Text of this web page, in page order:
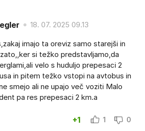
18. 07. 2025 09.13
imajo ta oreviz samo starejši in
si težko predstavljamo,da
velo s huduljo prepesaci 2
in pitem težko vstopi na avtobus in
smejo ali ne upajo več voziti Malo
pa res prepesaci 2 km.a
+1 1 0